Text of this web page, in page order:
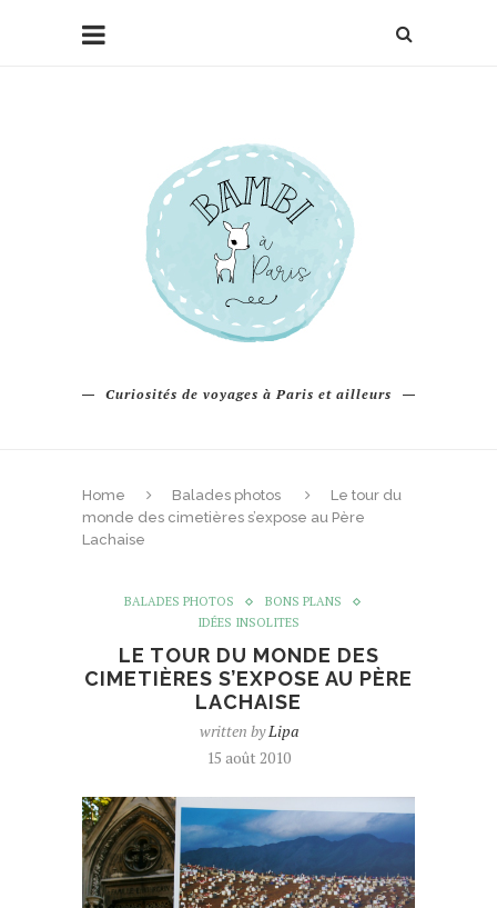
Curiosités de voyages à Paris et ailleurs
Home Balades photos
Le tour du
monde des cimetières s’expose au Père
Lachaise
BALADES PHOTOS
BONS PLANS
IDÉES INSOLITES
LE TOUR DU MONDE DES
CIMETIÈRES S’EXPOSE AU PÈRE
LACHAISE
written byLipa
15 août 2010